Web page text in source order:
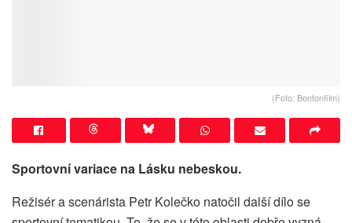
(Foto: Bontonfilm)
Sportovní variace na Lásku nebeskou.
Režisér a scenárista Petr Kolečko natočil další dílo se